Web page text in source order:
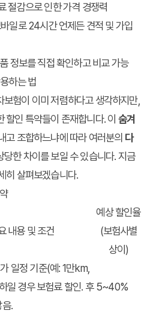
절감으로 인한 가격 경쟁력
일로 24시간 언제든 견적 및 가입
정보를 직접 확인하고 비교 가능
하는 법
험이 이미 저렴하다고 생각하지만,
할인 특약들이 존재합니다. 이 숨겨
고 조합하느냐에 따라 여러분의 다
당한 차이를 보일 수 있습니다. 지금
히 살펴보겠습니다.
내용 및 조건
예상 할인율
(보험사별
상이)
일정 기준(예: 1만km,
일 경우 보험료 할인. 후
.
5~40%